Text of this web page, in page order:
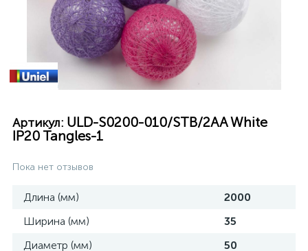
Артикул: ULD-S0200-010/STB/2AA White
IP20 Tangles-1
Пока нет отзывов
Длина (мм)
2000
Ширина (мм)
35
Диаметр (мм)
50